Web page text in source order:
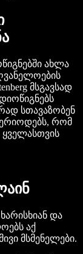
ახლა
მსგავსად
სთავაზობენ
რომ
ყველასთვის
და
აქ
მსმენელები.